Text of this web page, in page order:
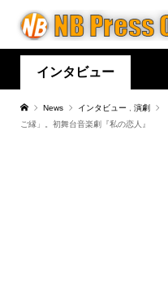
インタビュー
News インタビュー 演劇
ご縁」。初舞台音楽劇『私の恋人』